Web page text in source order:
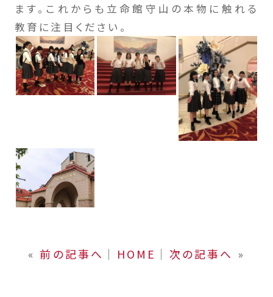
ます。これからも立命館守山の本物に触れる
教育に注目ください。
« 前の記事へ │ HOME │ 次の記事へ »